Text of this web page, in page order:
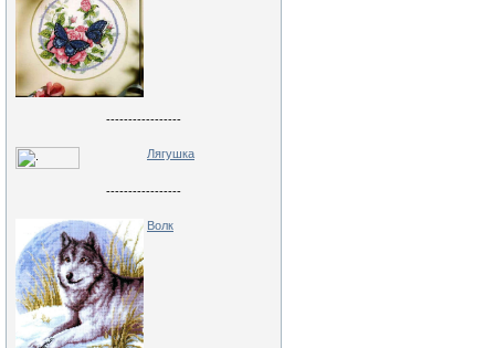
-----------------
Лягушка
-----------------
Волк